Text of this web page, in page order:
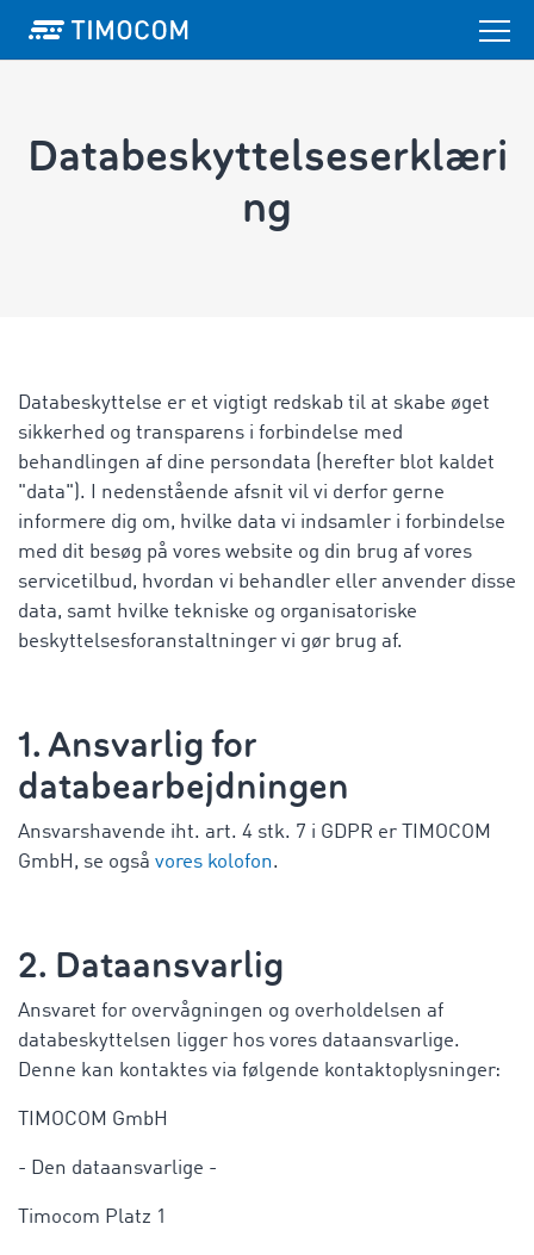
Databeskyttelseserklæri
ng
Databeskyttelse er et vigtigt redskab til at skabe øget
sikkerhed og transparens i forbindelse med
behandlingen af dine persondata (herefter blot kaldet
"data"). I nedenstående afsnit vil vi derfor gerne
informere dig om, hvilke data vi indsamler i forbindelse
med dit besøg på vores website og din brug af vores
servicetilbud, hvordan vi behandler eller anvender disse
data, samt hvilke tekniske og organisatoriske
beskyttelsesforanstaltninger vi gør brug af.
1. Ansvarlig for
databearbejdningen
Ansvarshavende iht. art. 4 stk. 7 i GDPR er TIMOCOM
GmbH, se også vores kolofon.
2. Dataansvarlig
Ansvaret for overvågningen og overholdelsen af
databeskyttelsen ligger hos vores dataansvarlige.
Denne kan kontaktes via følgende kontaktoplysninger:
TIMOCOM GmbH
- Den dataansvarlige -
Timocom Platz 1